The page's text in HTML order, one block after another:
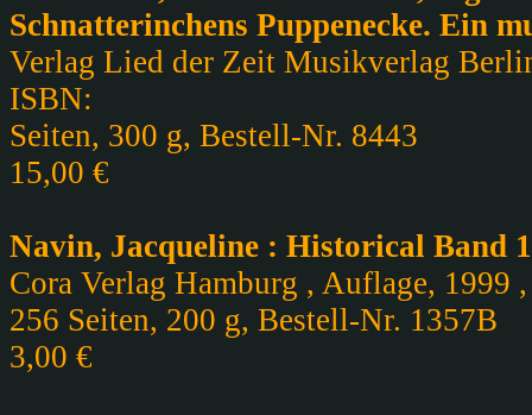
Schnatterinchens Puppenecke. Ein
Verlag Lied der Zeit Musikverlag
ISBN:
Seiten, 300 g, Bestell-Nr. 8443
15,00 €
Navin, Jacqueline : Historical Band
Cora Verlag Hamburg , Auflage, 1999
256 Seiten, 200 g, Bestell-Nr. 1357B
3,00 €